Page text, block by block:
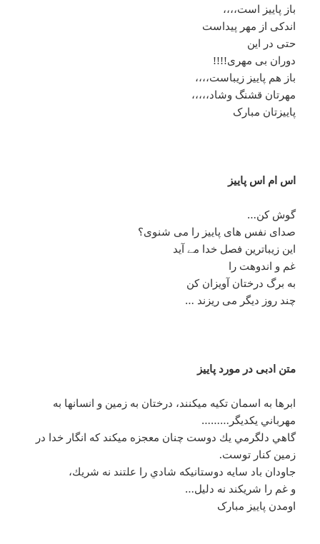
باز پاییز است،،،،
اندکی از مهر پیداست
حتی در این
دوران بی مهری!!!!
باز هم پاییز زیباست،،،،
مهرتان قشنگ وشاد،،،،،
پاییزتان مبارک
اس ام اس پاییز
گوش کن…
صدای نفس های پاییز را می شنوی؟
این زیباترین فصل خدا مے آید
غم و اندوهت را
به برگ درختان آویزان کن
چند روز دیگر می ریزند …
متن ادبی در مورد پاییز
ابرها به اسمان تكيه ميكنند، درختان به زمين و انسانها به
مهرباني يكديگر………
گاهي دلگرمي يك دوست چنان معجزه ميكند كه انگار خدا در
زمين كنار توست.
جاودان باد سايه دوستانيكه شادي را علتند نه شريك،
و غم را شريكند نه دليل…
اومدن پاییز مبارک